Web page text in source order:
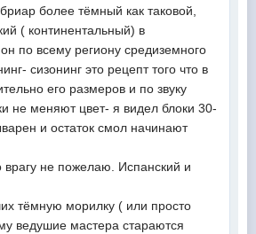
более тёмный как таковой,
( континентальный) в
по всему региону средиземного
сизонинг это рецепт того что в
его размеров и по звуку
не меняют цвет- я видел блоки 30-
и остаток смол начинают
врагу не пожелаю. Испанский и
тёмную морилку ( или просто
ведушие мастера стараются